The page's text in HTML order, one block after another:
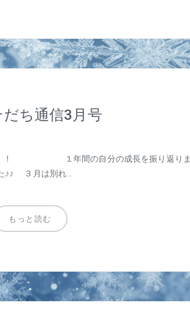
だち通信3月号
す！！ １年間の自分の成長を振り返りま
♪♪ ３月は別れ…
もっと読む